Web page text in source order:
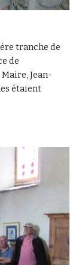
tranche de
de
Jean-
étaient